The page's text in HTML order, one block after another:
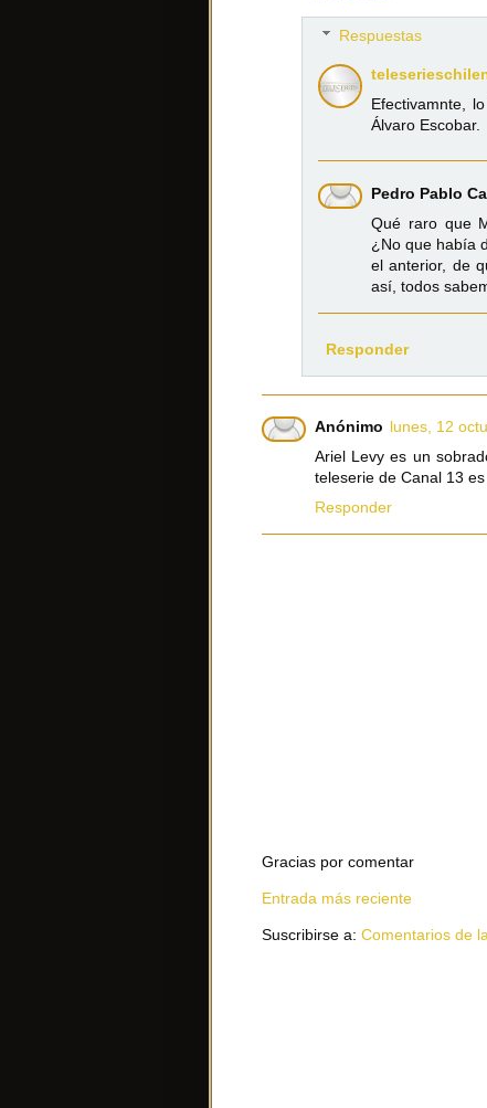
Respuestas
Efectivamnte,
Álvaro Escobar.
Pedro Pablo
Qué raro que
¿No que había
el anterior, de
así, todos
Responder
Anónimo lunes, 12
Ariel Levy es un
teleserie de Canal 13
Responder
Gracias por comentar
Entrada más reciente
Suscribirse a: Comentarios de